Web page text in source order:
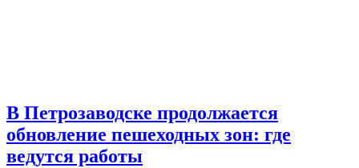
В Петрозаводске продолжается
обновление пешеходных зон: где
ведутся работы